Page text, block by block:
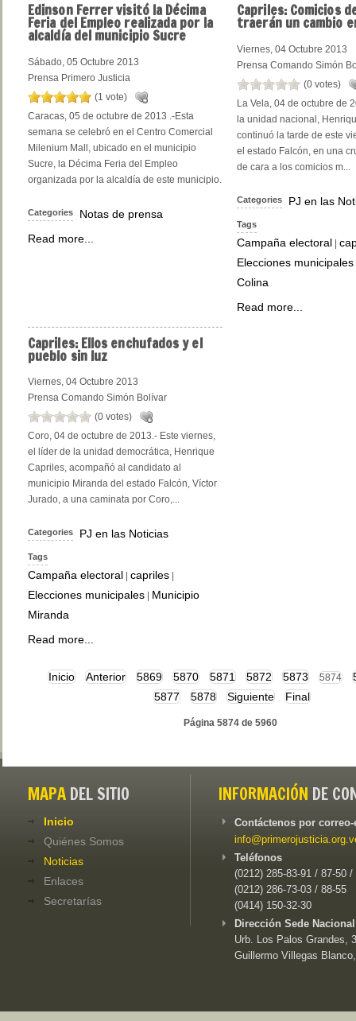
EdinsonFerrer visitó la Décima
Feria del Empleo realizada por la
alcaldía del municipio Sucre
Sábado, 05 Octubre 2013
Prensa Primero Justicia
(1 vote)
Caracas, 05 de octubre de 2013 .-Esta
semana se celebró en el Centro Comercial
Milenium Mall, ubicado en el municipio
Sucre, la Décima Feria del Empleo
organizada por la alcaldía de este municipio.
Categories
Notas de prensa
Read more...
Capriles:Comicios
traerán un cambio
Viernes, 04 Octubre 2013
Prensa Comando Simón
(0 votes)
La Vela, 04 de octubre de
la unidad nacional,
continuó la tarde de este
el estado Falcón, en una
de cara a los comicios m...
Categories PJ en las
Tags
Campaña electoral |
Elecciones municipales
Colina
Read more...
Capriles:Ellos enchufados y el
pueblo sin luz
Viernes, 04 Octubre 2013
Prensa Comando Simón Bolívar
(0 votes)
Coro, 04 de octubre de 2013.- Este viernes,
el líder de la unidad democrática, Henrique
Capriles, acompañó al candidato al
municipio Miranda del estado Falcón, Víctor
Jurado, a una caminata por Coro,...
Categories PJ en las Noticias
Tags
Campaña electoral capriles
Elecciones municipales
Municipio
Miranda
Read more...
Inicio Anterior 5869 5870 5871 5872 5873 5874
5877
5878 Siguiente Final
Página 5874 de 5960
MAPA DEL SITIO
Inicio
Quiénes Somos
Noticias
Enlaces
Secretarías
INFORMACIÓN DE
Contáctenos por
Teléfonos
(0212) 285-83-91 / 87-50 /
(0212) 286-73-03 / 88-55
(0414) 150-32-30
Dirección Sede
Urb. Los Palos Grandes,
Guillermo Villegas